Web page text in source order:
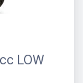
LOW